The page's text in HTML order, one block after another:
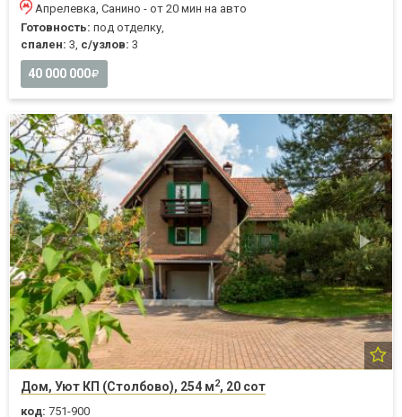
Апрелевка, Санино - от 20 мин на авто
Готовность: под отделку,
спален: 3, с/узлов: 3
40 000 000
Дом, Уют КП (Столбово), 254 м2, 20 сот
код: 751-900